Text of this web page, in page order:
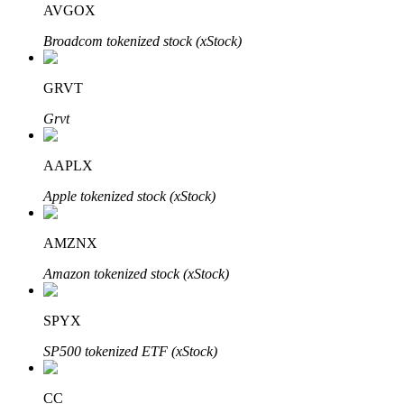
BTR-vergrendelingen
Exclusieve beleggingen voor BTR-houders
Leningen
AVGOX
Broadcom tokenized stock (xStock)
GRVT
Grvt
AAPLX
Apple tokenized stock (xStock)
AMZNX
Amazon tokenized stock (xStock)
SPYX
SP500 tokenized ETF (xStock)
CC